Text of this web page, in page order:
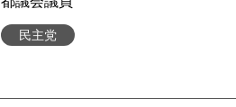
民主党